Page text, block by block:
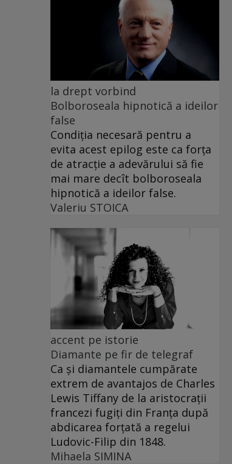
la drept vorbind
Bolboroseala hipnotică a ideilor
false
Condiția necesară pentru a
evita acest epilog este ca forța
de atracție a adevărului să fie
mai mare decît bolboroseala
hipnotică a ideilor false.
Valeriu STOICA
accent pe istorie
Diamante pe fir de telegraf
Ca și diamantele cumpărate
extrem de avantajos de Charles
Lewis Tiffany de la aristocrații
francezi fugiți din Franța după
abdicarea forțată a regelui
Ludovic-Filip din 1848.
Mihaela SIMINA